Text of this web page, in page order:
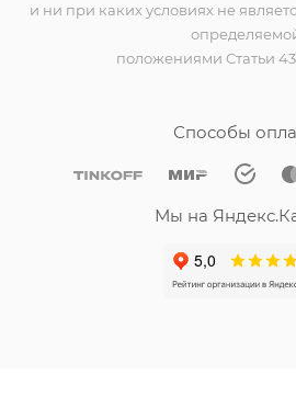
и ни при каких условиях не
положениями Статьи
Способы
Мы на